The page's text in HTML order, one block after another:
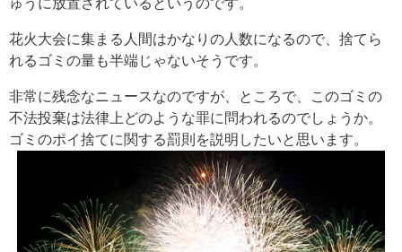
ゅうに放置されているというのです。
花火大会に集まる人間はかなりの人数になるので、捨てら
れるゴミの量も半端じゃないそうです。
非常に残念なニュースなのですが、ところで、このゴミの
不法投棄は法律上どのような罪に問われるのでしょうか。
ゴミのポイ捨てに関する罰則を説明したいと思います。